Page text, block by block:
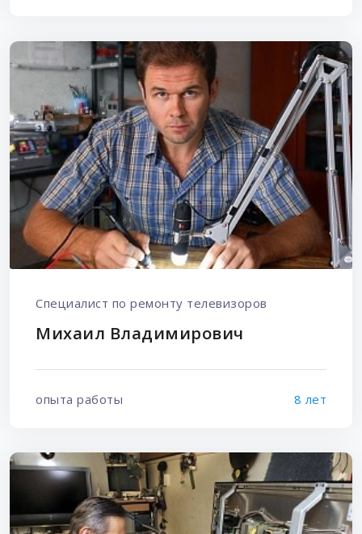
Специалист по ремонту телевизоров
Михаил Владимирович
опыта работы 8 лет